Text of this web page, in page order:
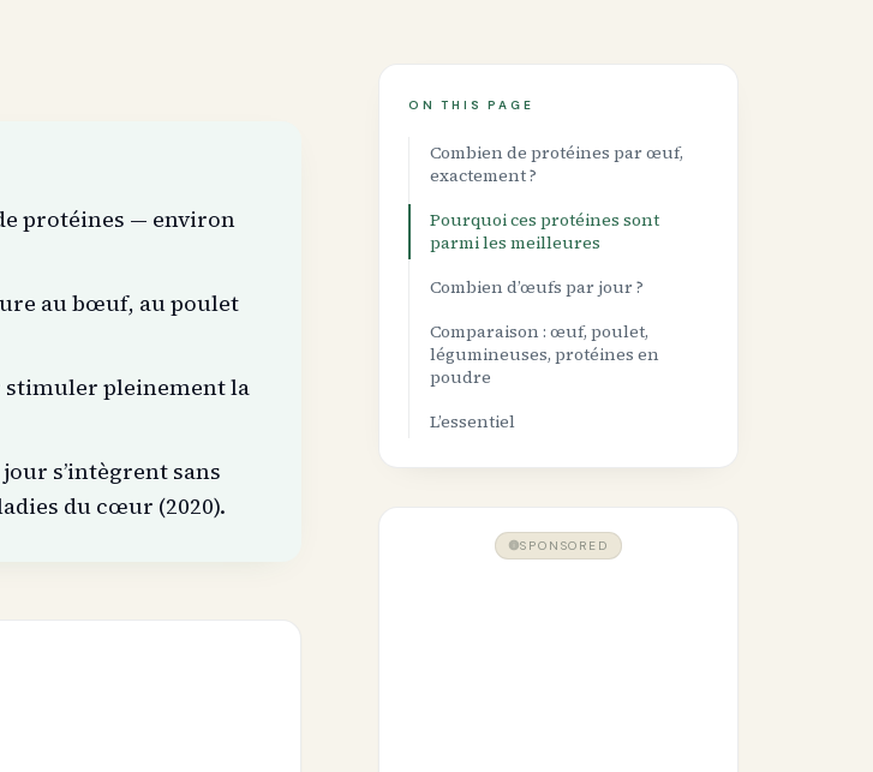
protéines — environ
au bœuf, au poulet
stimuler pleinement la
s’intègrent sans
du cœur (2020).
ON THIS PAGE
Combien de protéines par œuf,
exactement ?
Pourquoi ces protéines sont
parmi les meilleures
Combien d’œufs par jour ?
Comparaison : œuf, poulet,
légumineuses, protéines en
poudre
L’essentiel
SPONSORED